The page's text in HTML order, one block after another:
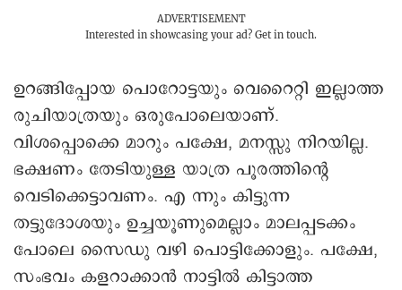
ADVERTISEMENT
Interested in showcasing your ad? Get in touch.
ഉറങ്ങിപ്പോയ പൊറോട്ടയും വെറൈറ്റി ഇല്ലാത്ത
രുചിയാത്രയും ഒരുപോലെയാണ്.
വിശപ്പൊക്കെ മാറും പക്ഷേ, മനസ്സു നിറയില്ല.
ഭക്ഷണം തേടിയുള്ള യാത്ര പൂരത്തിന്റെ
വെടിക്കെട്ടാവണം. എ ന്നും കിട്ടുന്ന
തട്ടുദോശയും ഉച്ചയൂണുമെല്ലാം മാലപ്പടക്കം
പോലെ സൈഡു വഴി പൊട്ടിക്കോളും. പക്ഷേ,
സംഭവം കളറാക്കാൻ നാട്ടിൽ കിട്ടാത്ത